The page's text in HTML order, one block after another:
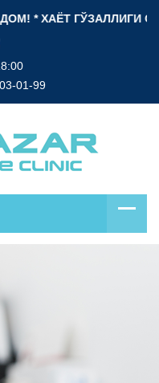
ГЎЗАЛЛИГИ
01-99